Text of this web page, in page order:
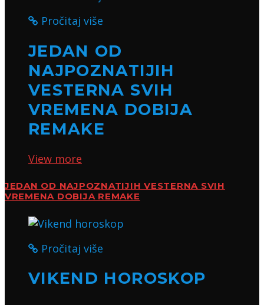
Pročitaj više
JEDAN OD
NAJPOZNATIJIH
VESTERNA SVIH
VREMENA DOBIJA
REMAKE
View more
JEDAN OD NAJPOZNATIJIH VESTERNA SVIH
VREMENA DOBIJA REMAKE
Pročitaj više
VIKEND HOROSKOP